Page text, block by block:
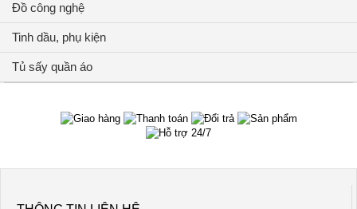
Đồ công nghệ
Tinh dầu, phụ kiện
Tủ sấy quần áo